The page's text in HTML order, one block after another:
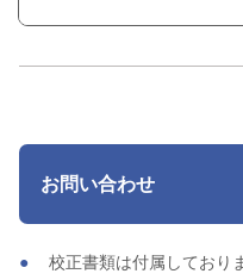
お問い合わせ
校正書類は付属しており